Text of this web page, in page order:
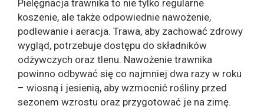
Pielęgnacja trawnika to nie tylko regularne
koszenie, ale także odpowiednie nawożenie,
podlewanie i aeracja. Trawa, aby zachować zdrowy
wygląd, potrzebuje dostępu do składników
odżywczych oraz tlenu. Nawożenie trawnika
powinno odbywać się co najmniej dwa razy w roku
– wiosną i jesienią, aby wzmocnić rośliny przed
sezonem wzrostu oraz przygotować je na zimę.